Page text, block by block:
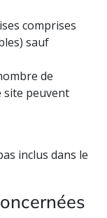
comprises
sauf
de
site peuvent
inclus dans le